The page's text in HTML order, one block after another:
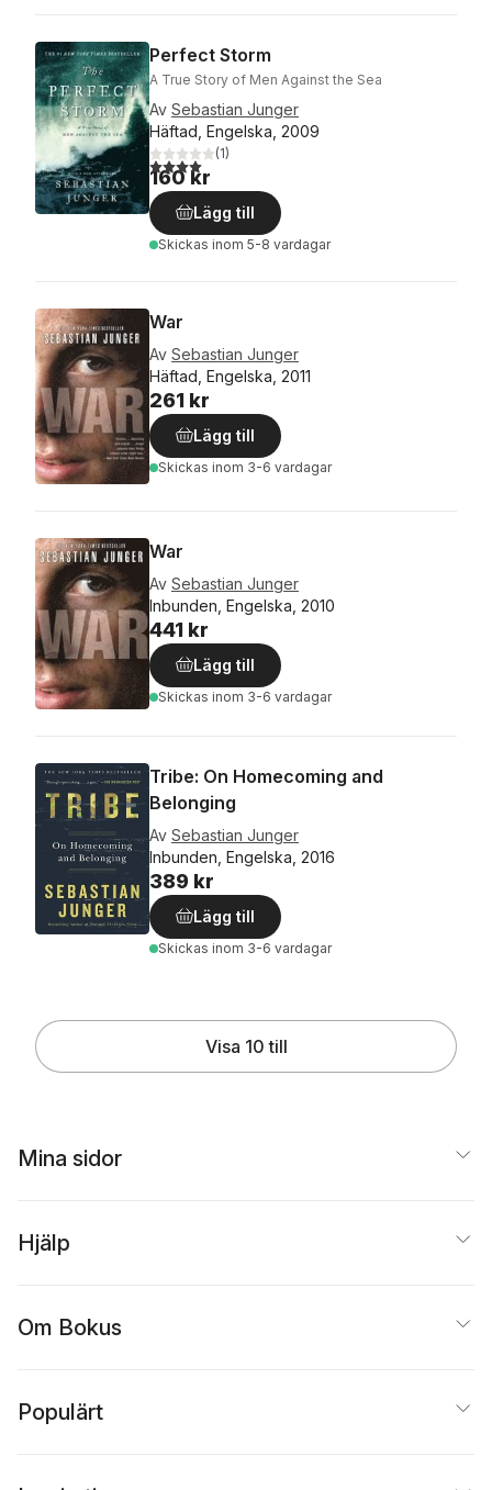
Perfect Storm
A True Story of Men Against the Sea
Av Sebastian Junger
Häftad, Engelska, 2009
4,0utav 5 stjärnor. Totalt antal röster:
(1)
160 kr
Lägg till
Skickas inom 5-8 vardagar
War
Av Sebastian Junger
Häftad, Engelska, 2011
261 kr
Lägg till
Skickas inom 3-6 vardagar
War
Av Sebastian Junger
Inbunden, Engelska, 2010
441 kr
Lägg till
Skickas inom 3-6 vardagar
Tribe: On Homecoming and
Belonging
Av Sebastian Junger
Inbunden, Engelska, 2016
389 kr
Lägg till
Skickas inom 3-6 vardagar
Visa 10 till
Mina sidor
Hjälp
Om Bokus
Populärt